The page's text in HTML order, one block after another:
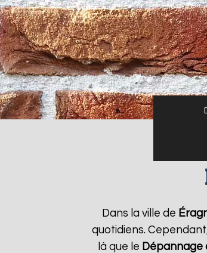
Dans la ville de
quotidiens.
là que le Dépannage